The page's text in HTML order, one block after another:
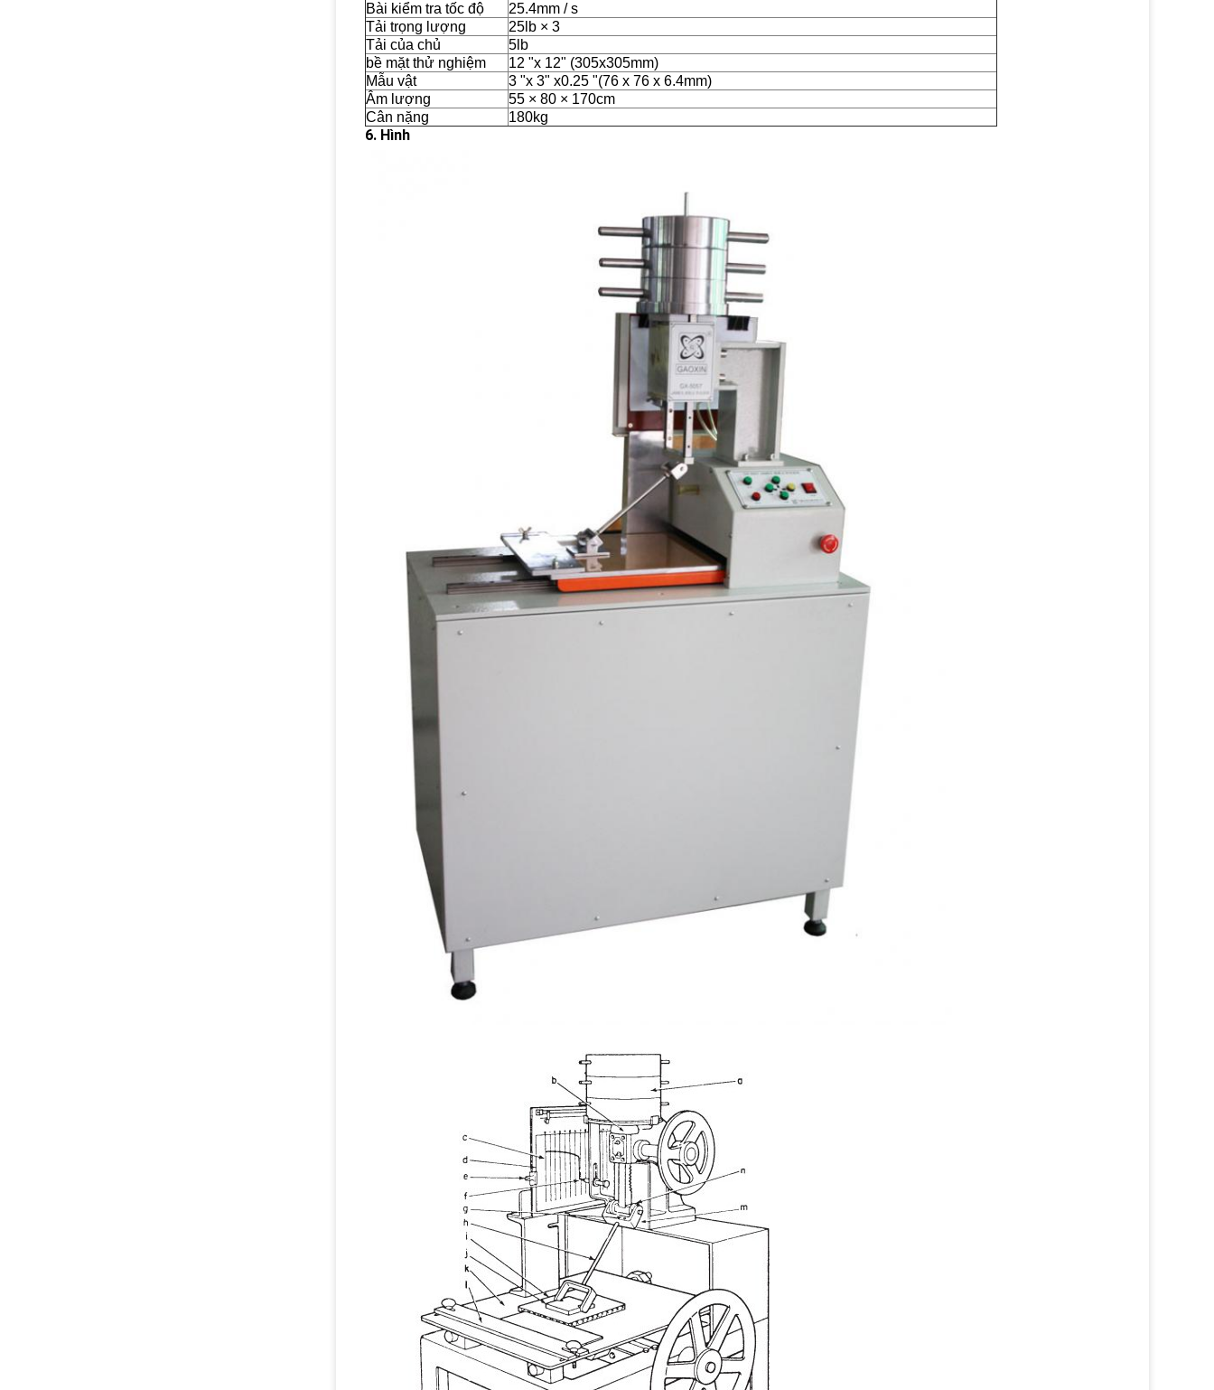
Bài kiểm tra tốc độ
25.4mm / s
Tải trọng lượng
25lb × 3
Tải của chủ
5lb
bề mặt thử nghiệm
12 "x 12" (305x305mm)
Mẫu vật
3 "x 3" x0.25 "(76 x 76 x 6.4mm)
Âm lượng
55 × 80 × 170cm
Cân nặng
180kg
6. Hình